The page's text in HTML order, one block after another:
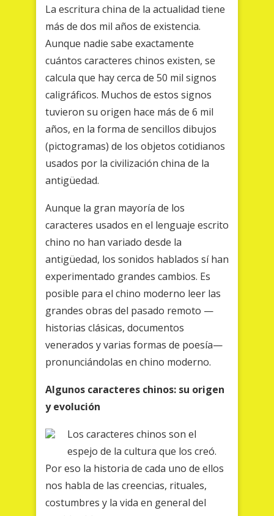
La escritura china de la actualidad tiene
más de dos mil años de existencia.
Aunque nadie sabe exactamente
cuántos caracteres chinos existen, se
calcula que hay cerca de 50 mil signos
caligráficos. Muchos de estos signos
tuvieron su origen hace más de 6 mil
años, en la forma de sencillos dibujos
(pictogramas) de los objetos cotidianos
usados por la civilización china de la
antigüedad.
Aunque la gran mayoría de los
caracteres usados en el lenguaje escrito
chino no han variado desde la
antigüedad, los sonidos hablados sí han
experimentado grandes cambios. Es
posible para el chino moderno leer las
grandes obras del pasado remoto —
historias clásicas, documentos
venerados y varias formas de poesía—
pronunciándolas en chino moderno.
Algunos caracteres chinos: su origen
y evolución
Los caracteres chinos son el
espejo de la cultura que los creó.
Por eso la historia de cada uno de ellos
nos habla de las creencias, rituales,
costumbres y la vida en general del